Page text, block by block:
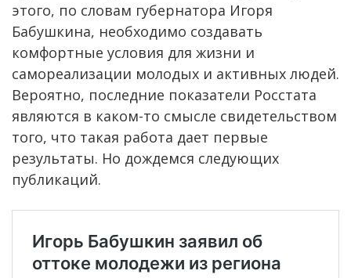
этого, по словам губернатора Игоря
Бабушкина, необходимо создавать
комфортные условия для жизни и
самореализации молодых и активных людей.
Вероятно, последние показатели Росстата
являются в каком-то смысле свидетельством
того, что такая работа дает первые
результаты. Но дождемся следующих
публикаций.